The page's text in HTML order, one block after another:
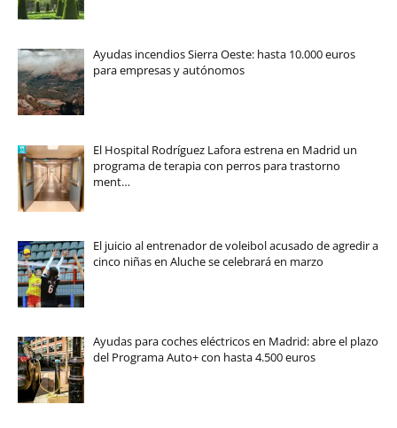
Ayudas incendios Sierra Oeste: hasta 10.000 euros
para empresas y autónomos
El Hospital Rodríguez Lafora estrena en Madrid un
programa de terapia con perros para trastorno
ment…
El juicio al entrenador de voleibol acusado de agredir a
cinco niñas en Aluche se celebrará en marzo
Ayudas para coches eléctricos en Madrid: abre el plazo
del Programa Auto+ con hasta 4.500 euros